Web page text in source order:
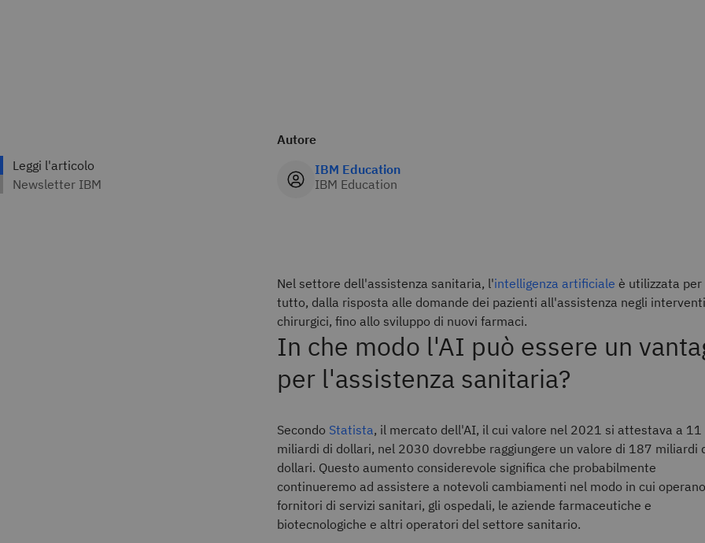
Autore
IBM Education
IBM Education
Nel settore dell'assistenza sanitaria, l'intelligenza artificiale è utilizzata per
tutto, dalla risposta alle domande dei pazienti all'assistenza negli interventi
chirurgici, fino allo sviluppo di nuovi farmaci.
In che modo l'AI può essere un
per l'assistenza sanitaria?
Secondo Statista, il mercato dell'AI, il cui valore nel 2021 si attestava a 11
miliardi di dollari, nel 2030 dovrebbe raggiungere un valore di 187 miliardi
dollari. Questo aumento considerevole significa che probabilmente
continueremo ad assistere a notevoli cambiamenti nel modo in cui
fornitori di servizi sanitari, gli ospedali, le aziende farmaceutiche e
biotecnologiche e altri operatori del settore sanitario.